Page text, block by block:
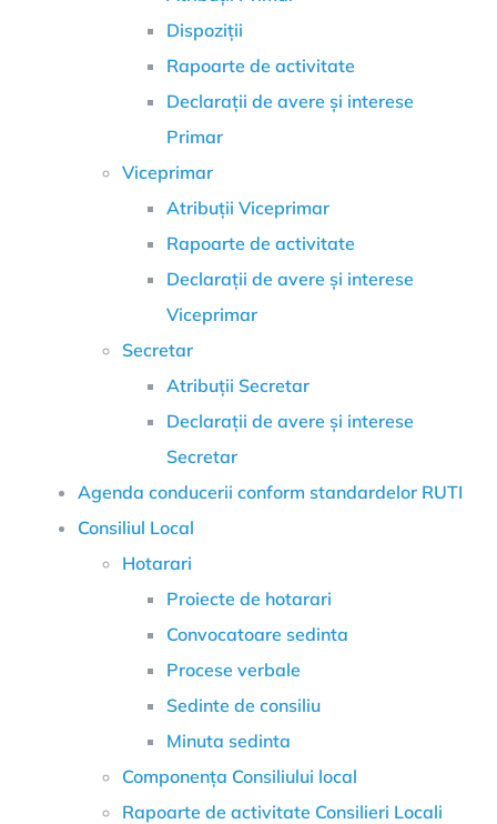
Dispoziții
Rapoarte de activitate
Declarații de avere și interese
Primar
Viceprimar
Atribuții Viceprimar
Rapoarte de activitate
Declarații de avere și interese
Viceprimar
Secretar
Atribuții Secretar
Declarații de avere și interese
Secretar
Agenda conducerii conform standardelor RUTI
Consiliul Local
Hotarari
Proiecte de hotarari
Convocatoare sedinta
Procese verbale
Sedinte de consiliu
Minuta sedinta
Componența Consiliului local
Rapoarte de activitate Consilieri Locali